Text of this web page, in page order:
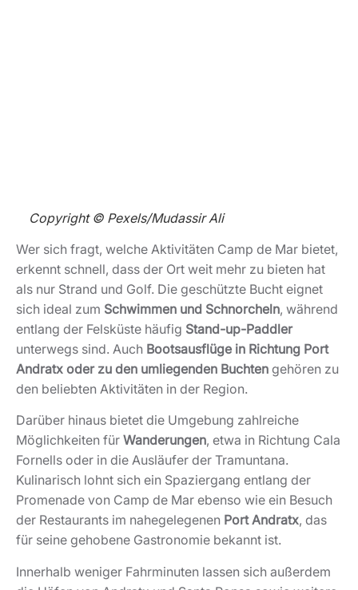
für seine gehobene Gastronomie bekannt ist.
Innerhalb weniger Fahrminuten lassen sich außerdem
die Häfen von Andratx und Santa Ponsa sowie weitere
Strände im Südwesten der Insel erreichen. Wie
vielseitig diese Region auf engem Raum ist, zeigt auch
der Artikel Die Bucht von Santa Ponsa “.
Sicherheit und Regularien: Am
Strand schlafen in Mallorca?
Gäste und Eigentümer fragen gelegentlich: „Ist es
erlaubt, auf Mallorca am Strand zu schlafen?“ In den
meisten Gemeinden, einschließlich Andratx,
untersagen lokale Verordnungen das Übernachten am
Strand. Offenes Zelten, wildes Campen oder
dauerhaftes Schlafen am Strand verstößt gegen diese
Regeln und zieht Bußgelder nach sich.
Camp de Mar setzt klar auf gepflegten Qualitäts-